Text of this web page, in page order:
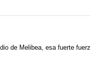
de Melibea, esa fuerte